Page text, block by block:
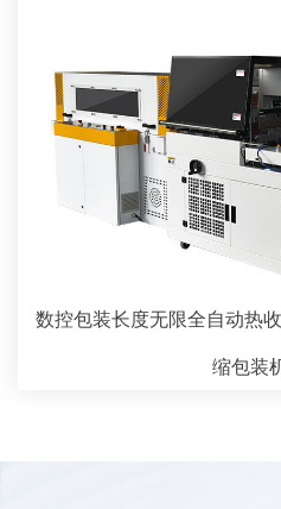
数控包装长度无限全自动热
缩包装